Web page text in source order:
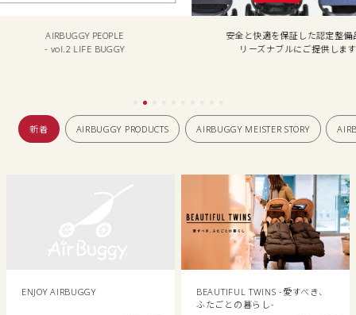
安全と快適を保証した認定整備品を
リーズナブルにご提供します
お使いの
新着 AIRBUGGY PRODUCTS AIRBUGGY MEISTER STORY
ENJOY AIRBUGGY
BEAUTIFUL TWINS -愛すべき、
ふたごとの暮らし-